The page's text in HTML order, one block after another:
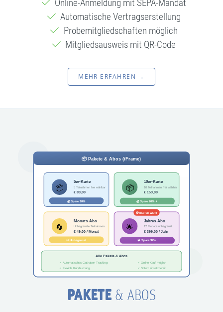
Online-Anmeldung mit SEPA-Mandat
Automatische Vertragserstellung
Probemitgliedschaften möglich
Mitgliedsausweis mit QR-Code
MEHR ERFAHREN →
PAKETE& ABOS